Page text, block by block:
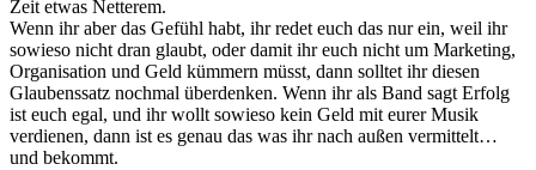
Zeit etwas Netterem.
Wenn ihr aber das Gefühl habt, ihr redet euch das nur ein, weil ihr
sowieso nicht dran glaubt, oder damit ihr euch nicht um Marketing,
Organisation und Geld kümmern müsst, dann solltet ihr diesen
Glaubenssatz nochmal überdenken. Wenn ihr als Band sagt Erfolg
ist euch egal, und ihr wollt sowieso kein Geld mit eurer Musik
verdienen, dann ist es genau das was ihr nach außen vermittelt…
und bekommt.